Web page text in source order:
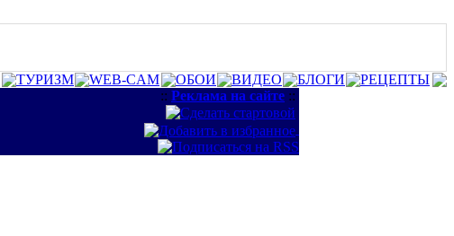
ТУРИЗМ WEB-CAM ОБОИ ВИДЕО БЛОГИ
РЕЦЕПТЫ
:: Реклама на сайте ::